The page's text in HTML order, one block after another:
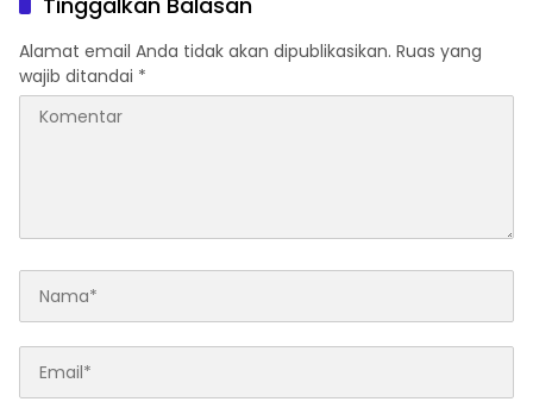
Alamat email Anda tidak akan dipublikasikan. Ruas yang
wajib ditandai *